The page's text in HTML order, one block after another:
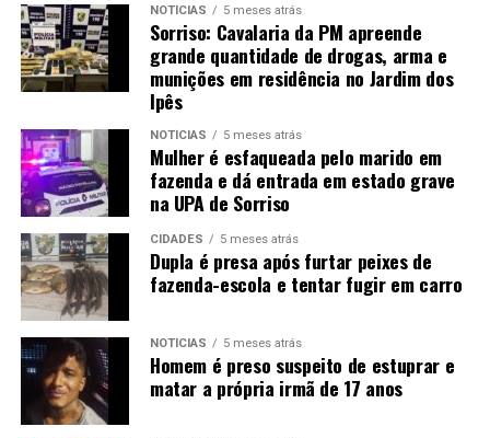
NOTÍCIAS 5 meses atrás
Sorriso: Cavalaria da PM apreende
grande quantidade de drogas, arma e
munições em residência no Jardim dos
Ipês
NOTÍCIAS 5 meses atrás
Mulher é esfaqueada pelo marido em
fazenda e dá entrada em estado grave
na UPA de Sorriso
CIDADES 5 meses atrás
Dupla é presa após furtar peixes de
fazenda-escola e tentar fugir em carro
NOTÍCIAS 5 meses atrás
Homem é preso suspeito de estuprar e
matar a própria irmã de 17 anos